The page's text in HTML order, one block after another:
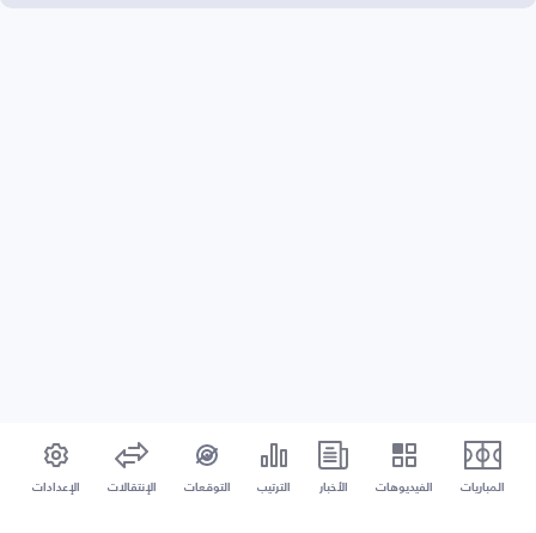
المباريات الفيديوهات الأخبار الترتيب التوقعات الإنتقالات الإعدادات